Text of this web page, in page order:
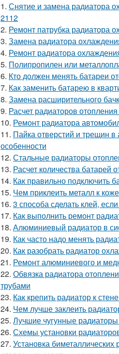
1. Снятие и замена радиатора
2112
2. Ремонт патрубка радиатора
3. Замена радиатора
4. Ремонт радиатора
5. Полипропилен или
6. Кто должен менять батареи
7. Как заменить батарею в
8. Замена расширительного
9. Расчет радиаторов
10. Ремонт радиатора
11. Пайка отверстий и трещин
особенности
12. Стальные радиаторы
13. Расчет количества батарей
14. Как правильно подключить
15. Чем приклеить металл к
16. 3 способа сделать клей,
17. Как выполнить ремонт
18. Алюминиевый радиатор в
19. Как часто надо менять
20. Как разобрать радиатор
21. Ремонт алюминиевого и
22. Обвязка радиатора
трубами
23. Как крепить радиатор к
24. Чем лучше заклеить
25. Лучшие чугунные
26. Схемы установки
27. Установка